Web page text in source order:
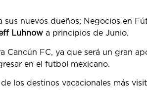
sus nuevos dueños; Negocios en
Luhnow a principios de Junio.
Cancún FC, ya que será un gran
en el futbol mexicano.
los destinos vacacionales más